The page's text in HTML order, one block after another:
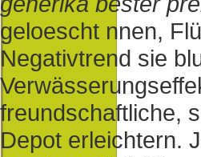
geloescht nnen,
Negativtrend sie
freundschaftliche,
Depot erleichtern.